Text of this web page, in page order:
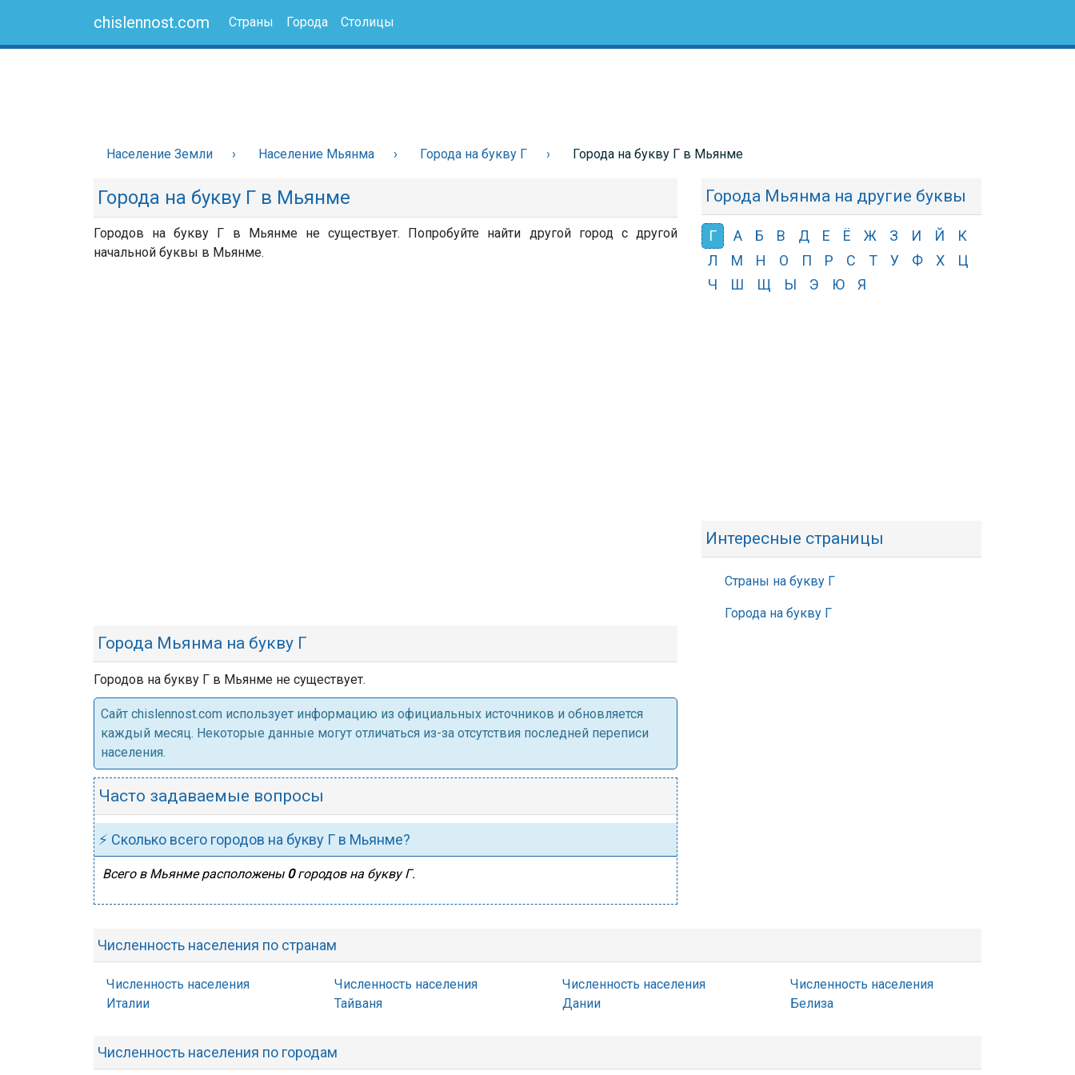
chislennost.com Страны Города Столицы
Население Земли Население Мьянма Города на букву Г Города на букву Г в Мьянме
Города на букву Г в Мьянме
Городов на букву Г в Мьянме не существует. Попробуйте найти другой город с другой
начальной буквы в Мьянме.
Города Мьянма на букву Г
Городов на букву Г в Мьянме не существует.
Cайт chislennost.com использует информацию из официальных источников и обновляется
каждый месяц. Некоторые данные могут отличаться из-за отсутствия последней переписи
населения.
Часто задаваемые вопросы
⚡ Сколько всего городов на букву Г в Мьянме?
Всего в Мьянме расположены 0городов на букву Г.
Города Мьянма на другие буквы
Г А Б В Д Е Ё Ж З И Й
К
Л
М Н О П Р С Т У Ф Х
Ц
Ч
Ш Щ Ы Э Ю Я
Интересные страницы
Страны на букву Г
Города на букву Г
Численность населения по странам
Численность населения
Италии
Численность населения
Тайваня
Численность населения
Дании
Численность населения
Белиза
Численность населения по городам